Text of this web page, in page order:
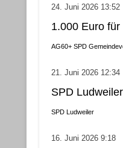
24. Juni 2026 13:52
1.000 Euro
AG60+ SPD
21. Juni 2026 12:34
SPD
SPD Ludweiler
16. Juni 2026 9:18